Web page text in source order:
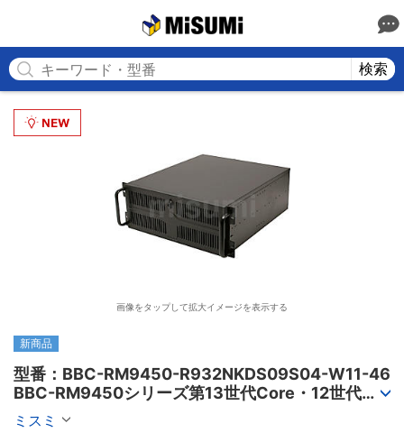
検索
画像をタップして拡大イメージを表示する
新商品
型番：BBC-RM9450-R932NKDS09S04-W11-46
BBC-RM9450シリーズ第13世代Core・12世代
Celeron対応ラックマウント4PCIe
ミスミ